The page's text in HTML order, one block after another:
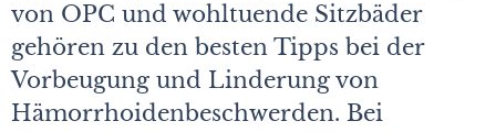
von OPC und wohltuende Sitzbäder
gehören zu den besten Tipps bei der
Vorbeugung und Linderung von
Hämorrhoidenbeschwerden. Bei